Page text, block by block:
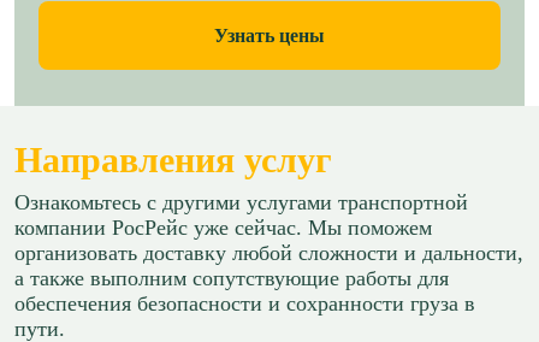
Узнать цены
Направления услуг
Ознакомьтесь с другими услугами транспортной
компании РосРейс уже сейчас. Мы поможем
организовать доставку любой сложности и дальности,
а также выполним сопутствующие работы для
обеспечения безопасности и сохранности груза в
пути.